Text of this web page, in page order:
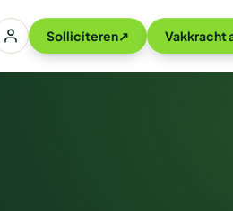
Solliciteren↗ Vakkracht